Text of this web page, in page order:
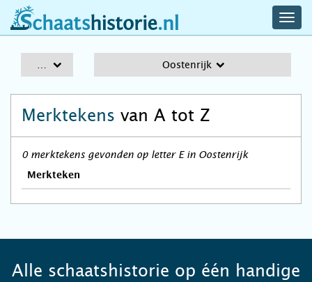
schaatshistorie.nl
Oostenrijk
Merktekens van A tot Z
0 merktekens gevonden op letter E in Oostenrijk
Merkteken
Alle schaatshistorie op één handige